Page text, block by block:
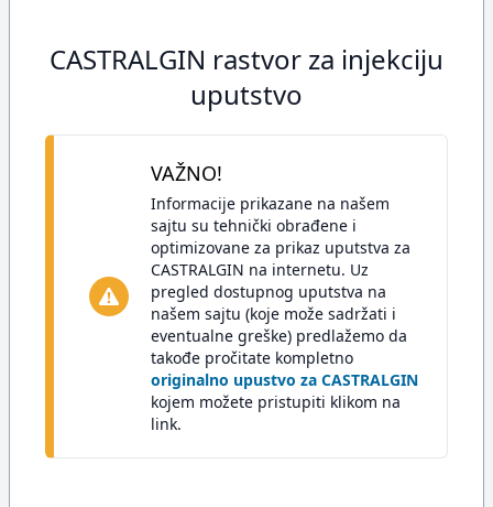
CASTRALGIN rastvor za injekciju
uputstvo
VAŽNO!
Informacije prikazane na našem
sajtu su tehnički obrađene i
optimizovane za prikaz uputstva za
CASTRALGIN na internetu. Uz
pregled dostupnog uputstva na
našem sajtu (koje može sadržati i
eventualne greške) predlažemo da
takođe pročitate kompletno
originalno upustvo za CASTRALGIN
kojem možete pristupiti klikom na
link.